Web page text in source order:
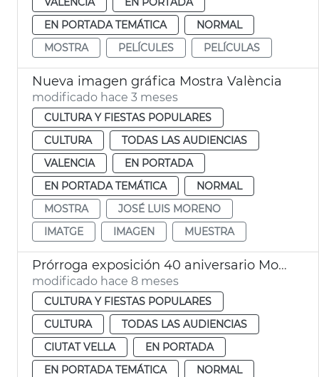
EN PORTADA TEMÁTICA
NORMAL
MOSTRA
PELÍCULES PELÍCULAS
Nueva imagen gráfica Mostra València
modificado hace 3 meses
CULTURA Y FIESTAS POPULARES
CULTURA
TODAS LAS AUDIENCIAS
VALENCIA
EN PORTADA
EN PORTADA TEMÁTICA
NORMAL
MOSTRA
JOSÉ LUIS MORENO
IMATGE
IMAGEN MUESTRA
Prórroga exposición 40 aniversario Mostra València
modificado hace 8 meses
CULTURA Y FIESTAS POPULARES
CULTURA
TODAS LAS AUDIENCIAS
CIUTAT VELLA
EN PORTADA
EN PORTADA TEMÁTICA
NORMAL